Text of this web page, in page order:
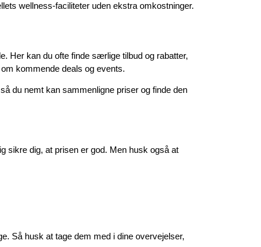
wellness-faciliteter uden ekstra omkostninger.
Her kan du ofte finde særlige tilbud og rabatter,
kommende deals og events.
du nemt kan sammenligne priser og finde den
sikre dig, at prisen er god. Men husk også at
Så husk at tage dem med i dine overvejelser,